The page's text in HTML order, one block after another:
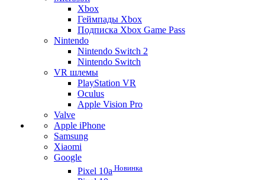
Xbox
Геймпады Xbox
Подписка Xbox Game Pass
Nintendo
Nintendo Switch 2
Nintendo Switch
VR шлемы
PlayStation VR
Oculus
Apple Vision Pro
Valve
Apple iPhone
Samsung
Xiaomi
Google
Pixel 10a Новинка